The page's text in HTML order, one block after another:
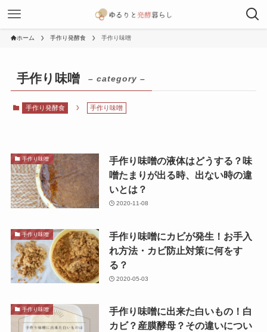
ホーム 手作り発酵食 手作り味噌
手作り味噌 – category –
手作り発酵食 手作り味噌
手作り味噌
手作り味噌の液体はどうする？味
噌たまりが出る時、出ない時の違
いとは？
2020-11-08
手作り味噌
手作り味噌にカビが発生！お手入
れ方法・カビ防止対策に何をす
る？
2020-05-03
手作り味噌
手作り味噌に出来た白いもの！白
カビ？産膜酵母？その違いについ